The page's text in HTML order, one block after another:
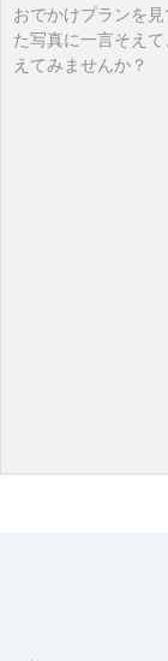
おでかけプランを
た写真に一言そえ
えてみませんか？